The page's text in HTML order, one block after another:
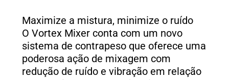
Maximize a mistura, minimize o ruído
O Vortex Mixer conta com um novo
sistema de contrapeso que oferece uma
poderosa ação de mixagem com
redução de ruído e vibração em relação